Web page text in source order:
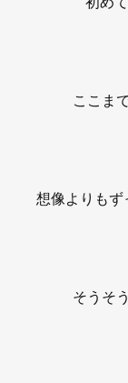
ここま
想像よりも
そうそ